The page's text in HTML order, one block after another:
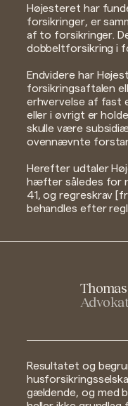
Højesteret har
forsikringer, er
af to forsikringer.
dobbeltforsikring i
Endvidere har
forsikringsaftalen
erhvervelse af fast
eller i øvrigt er
skulle være
ovennævnte
Herefter udtaler
hæfter således for
41, og regreskrav
behandles efter
Resultatet og
gældende, og med